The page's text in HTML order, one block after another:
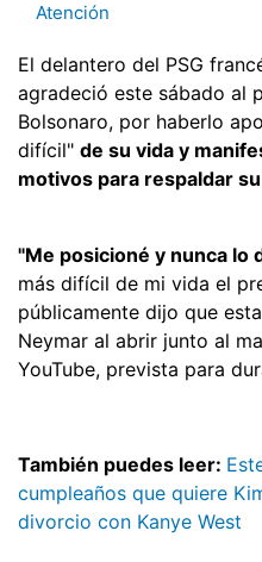
Atención
El delantero del PSG
agradeció este sábado al
Bolsonaro, por haberlo
difícil" de su vida y
motivos para respaldar
"Me posicioné y nunca lo
más difícil de mi vida el
públicamente dijo que
Neymar al abrir junto al
YouTube, prevista para
También puedes leer:
cumpleaños que quiere
divorcio con Kanye West